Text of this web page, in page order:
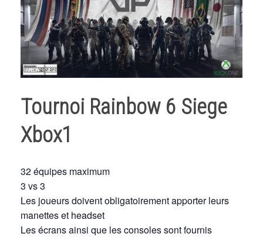
Tournoi Rainbow 6 Siege
Xbox1
32 équipes maximum
3 vs 3
Les joueurs doivent obligatoirement apporter leurs
manettes et headset
Les écrans ainsi que les consoles sont fournis